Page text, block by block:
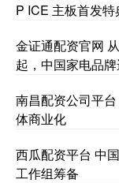
P ICE 主板首发
金证通配资官网
起，中国家电品
南昌配资公司平台
体商业化
西瓜配资平台 中
工作组筹备